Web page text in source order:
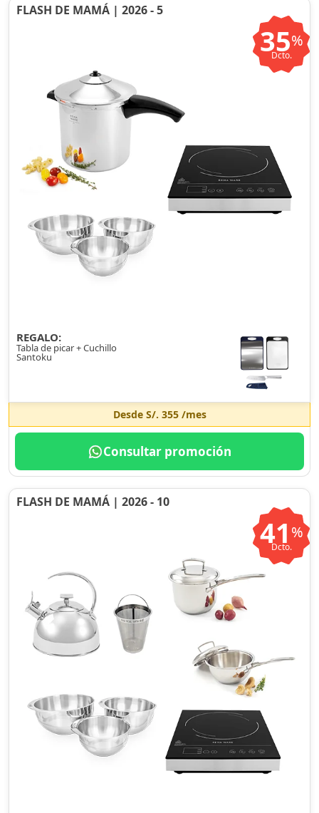
FLASH DE MAMÁ | 2026 - 5
35%
Dcto.
REGALO:
Tabla de picar + Cuchillo
Santoku
Desde S/. 355/mes
Consultar promoción
FLASH DE MAMÁ | 2026 - 10
41 %
Dcto.